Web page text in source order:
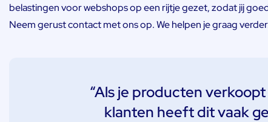
belastingen voor webshops op een rijtje gezet, zodat jij
Neem gerust contact met ons op. We helpen je graag
“Als je producten
klanten heeft dit vaak